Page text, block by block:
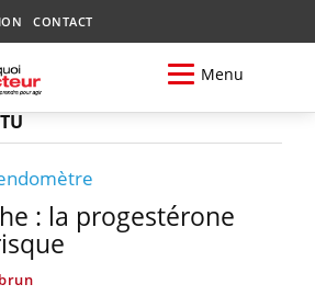
CONTACT
Menu
: la progestérone